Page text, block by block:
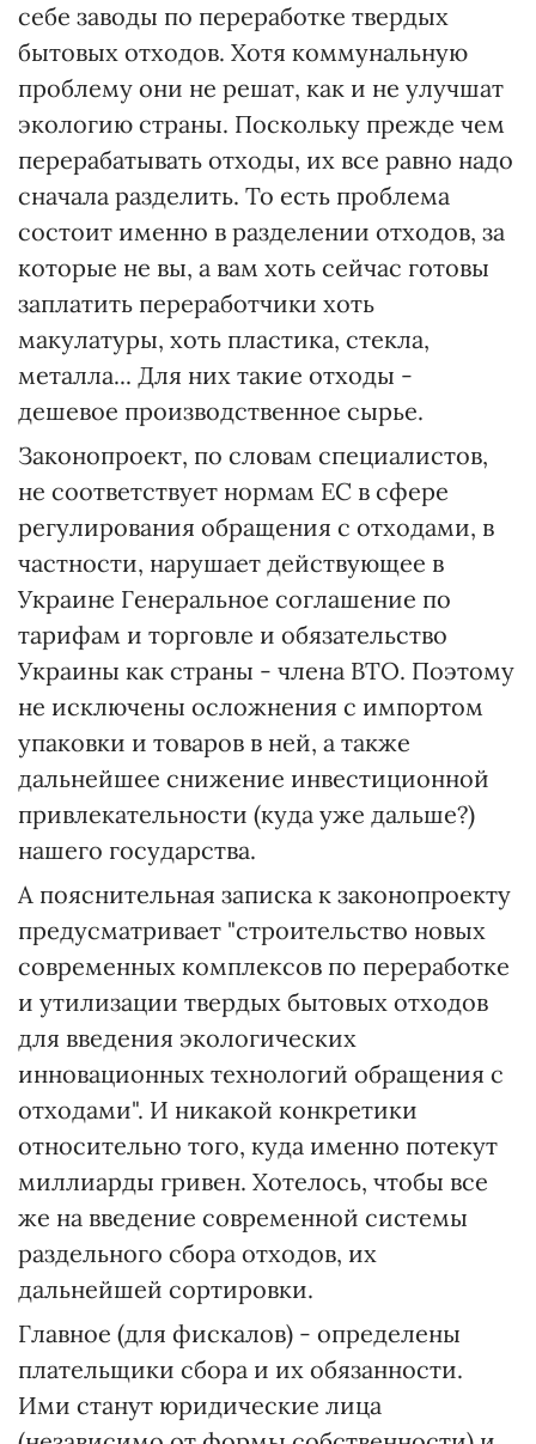
себе заводы по переработке твердых
бытовых отходов. Хотя коммунальную
проблему они не решат, как и не улучшат
экологию страны. Поскольку прежде чем
перерабатывать отходы, их все равно надо
сначала разделить. То есть проблема
состоит именно в разделении отходов, за
которые не вы, а вам хоть сейчас готовы
заплатить переработчики хоть
макулатуры, хоть пластика, стекла,
металла... Для них такие отходы -
дешевое производственное сырье.
Законопроект, по словам специалистов,
не соответствует нормам ЕС в сфере
регулирования обращения с отходами, в
частности, нарушает действующее в
Украине Генеральное соглашение по
тарифам и торговле и обязательство
Украины как страны - члена ВТО. Поэтому
не исключены осложнения с импортом
упаковки и товаров в ней, а также
дальнейшее снижение инвестиционной
привлекательности (куда уже дальше?)
нашего государства.
А пояснительная записка к законопроекту
предусматривает "строительство новых
современных комплексов по переработке
и утилизации твердых бытовых отходов
для введения экологических
инновационных технологий обращения с
отходами". И никакой конкретики
относительно того, куда именно потекут
миллиарды гривен. Хотелось, чтобы все
же на введение современной системы
раздельного сбора отходов, их
дальнейшей сортировки.
Главное (для фискалов) - определены
плательщики сбора и их обязанности.
Ими станут юридические лица